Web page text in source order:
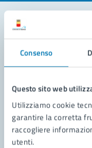
Consenso
Questo sito web
Utilizziamo cookie
garantire la corretta
raccogliere
utenti.
Leggi le
Richiedi
Prenota
Problemi in città